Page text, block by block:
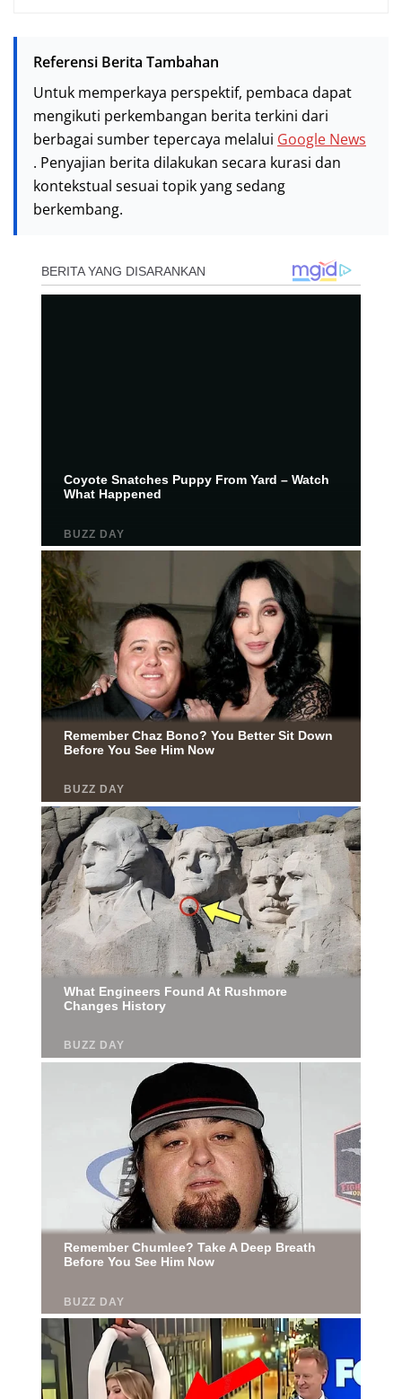
Referensi Berita Tambahan
Untuk memperkaya perspektif, pembaca dapat
mengikuti perkembangan berita terkini dari
berbagai sumber tepercaya melalui Google News
. Penyajian berita dilakukan secara kurasi dan
kontekstual sesuai topik yang sedang
berkembang.